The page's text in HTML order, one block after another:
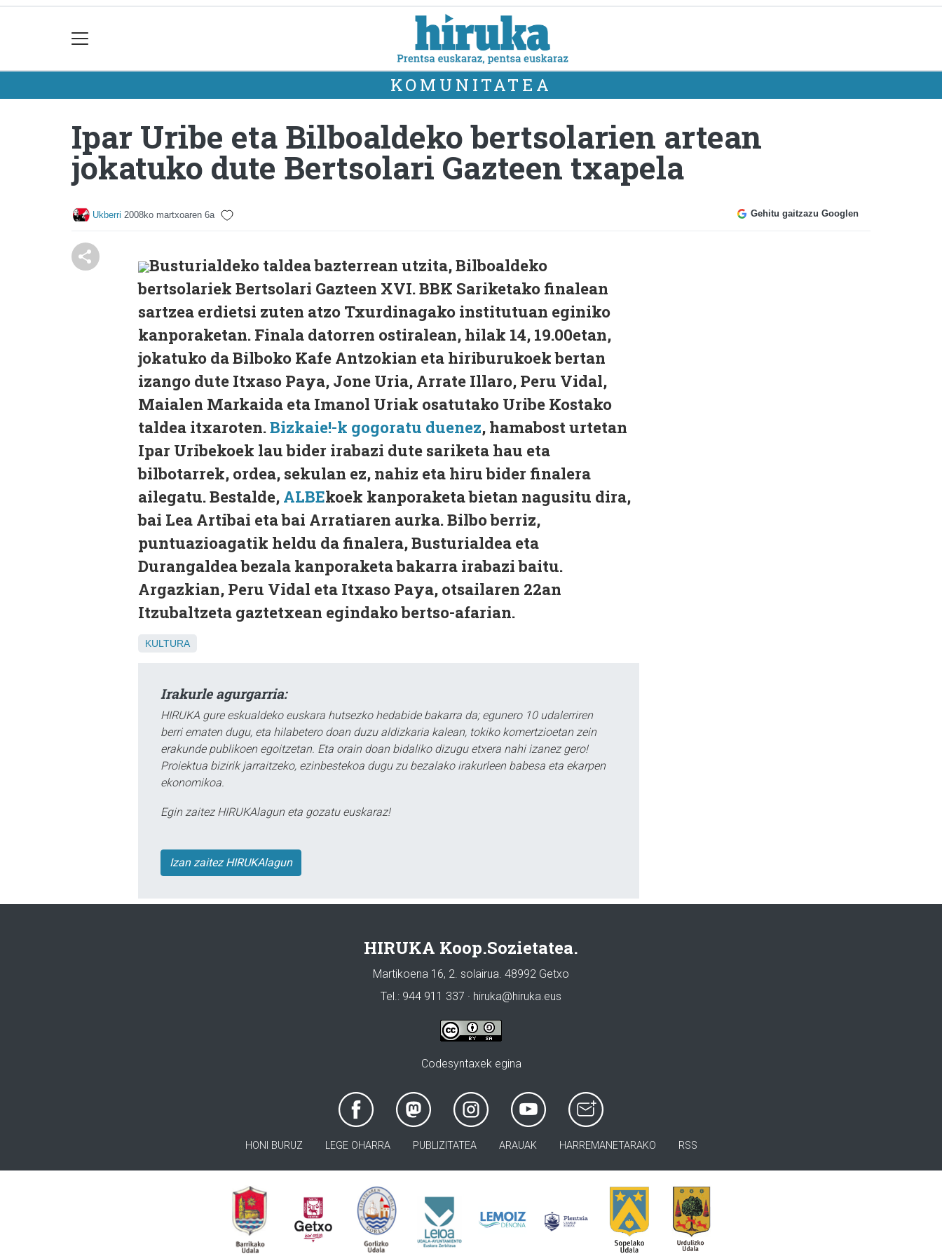
KOMUNITATEA
Ipar Uribe eta Bilboaldeko bertsolarien artean
jokatuko dute Bertsolari Gazteen txapela
Ukberri 2008ko martxoaren 6a Gehitu gaitzazu Googlen
Busturialdeko taldea bazterrean utzita, Bilboaldeko
bertsolariek Bertsolari Gazteen XVI. BBK Sariketako finalean
sartzea erdietsi zuten atzo Txurdinagako institutuan eginiko
kanporaketan. Finala datorren ostiralean, hilak 14, 19.00etan,
jokatuko da Bilboko Kafe Antzokian eta hiriburukoek bertan
izango dute Itxaso Paya, Jone Uria, Arrate Illaro, Peru Vidal,
Maialen Markaida eta Imanol Uriak osatutako Uribe Kostako
taldea itxaroten.Bizkaie!-k gogoratu duenez, hamabost urtetan
Ipar Uribekoek lau bider irabazi dute sariketa hau eta
bilbotarrek, ordea, sekulan ez, nahiz eta hiru bider finalera
ailegatu. Bestalde, ALBEkoek kanporaketa bietan nagusitu dira,
bai Lea Artibai eta bai Arratiaren aurka. Bilbo berriz,
puntuazioagatik heldu da finalera, Busturialdea eta
Durangaldea bezala kanporaketa bakarra irabazi baitu.
Argazkian, Peru Vidal eta Itxaso Paya, otsailaren 22an
Itzubaltzeta gaztetxean egindako bertso-afarian.
KULTURA
Irakurle agurgarria:
HIRUKA gure eskualdeko euskara hutsezko hedabide bakarra da; egunero 10 udalerriren
berri ematen dugu, eta hilabetero doan duzu aldizkaria kalean, tokiko komertzioetan zein
erakunde publikoen egoitzetan. Eta orain doan bidaliko dizugu etxera nahi izanez gero!
Proiektua bizirik jarraitzeko, ezinbestekoa dugu zu bezalako irakurleen babesa eta ekarpen
ekonomikoa.
Egin zaitez HIRUKAlagun eta gozatu euskaraz!
Izan zaitez HIRUKAlagun
HIRUKA Koop.Sozietatea.
Martikoena 16, 2. solairua. 48992 Getxo
Tel.: 944 911 337 · hiruka@hiruka.eus
Codesyntaxek egina
HONI BURUZ LEGE OHARRA PUBLIZITATEA ARAUAK HARREMANETARAKO RSS